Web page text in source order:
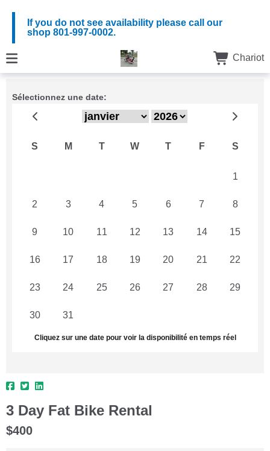
If you do not see availability please call our
shop 801-997-0002.
Chariot
Sélectionnez une date:
S M T W T F S
1
2 3 4 5 6 7 8
9 10 11 12 13 14 15
16 17 18 19 20 21 22
23 24 25 26 27 28 29
30 31
Cliquez sur une date pour voir la disponibilité en temps réel
3 Day Fat Bike Rental
$400